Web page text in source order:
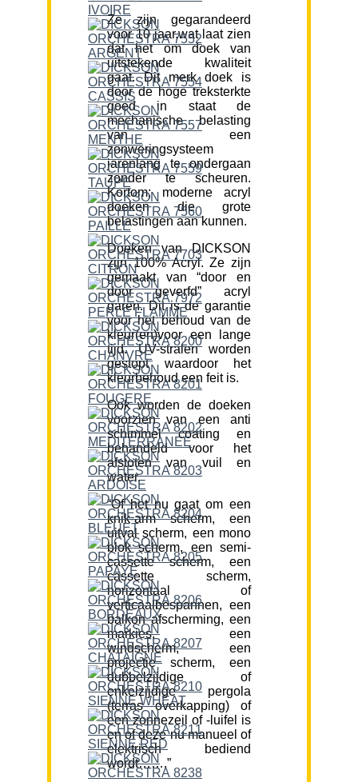
Ze zijn gegarandeerd
voor 10 jaar,wat laat zien
dat het om doek van
uitstekende kwaliteit
gaat. Dit merk doek is
door de hoge treksterkte
goed in staat de
mechanische belasting
van een
zonweringsysteem
jarenlang te ondergaan
zonder te scheuren.
Kortom; moderne acryl
doeken die grote
belastingen aan kunnen.
Doeken van DICKSON
zijn 100% Acryl. Ze zijn
gemaakt van “door en
door geverfd” acryl
garen. Dit is de garantie
voor het behoud van de
kleur(en)voor een lange
tijd. UV-stralen worden
gestopt waardoor het
kleurbehoud een feit is.
Ook worden de doeken
voorzien van een anti
schimmel coating en
behandeld voor het
afstoten van vuil en
water.
“Of het nu gaat om een
knik-arm scherm, een
uitval scherm, een mono
blok scherm, een semi-
cassette scherm, een
cassette scherm,
horizontaal of
verticaalbespannen, een
balkon afscherming, een
markies, een
windscherm, een
projectie scherm, een
dubbelzijdige of
enkelzijdige pergola
(terras overkapping) of
een zonnezeil of -luifel is
en of deze nu manueel of
elektrisch bediend
wordt…….”